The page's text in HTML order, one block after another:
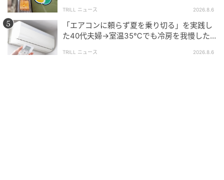
「降ってから」ではなく「降る前」に備えて
TRILL ニュース 2026.8.6
「エアコンに頼らず夏を乗り切る」を実践し
た40代夫婦→室温35℃でも冷房を我慢した
TRILL ニュース 2026.8.6